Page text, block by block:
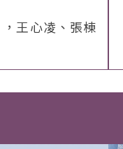
王心凌、張棟